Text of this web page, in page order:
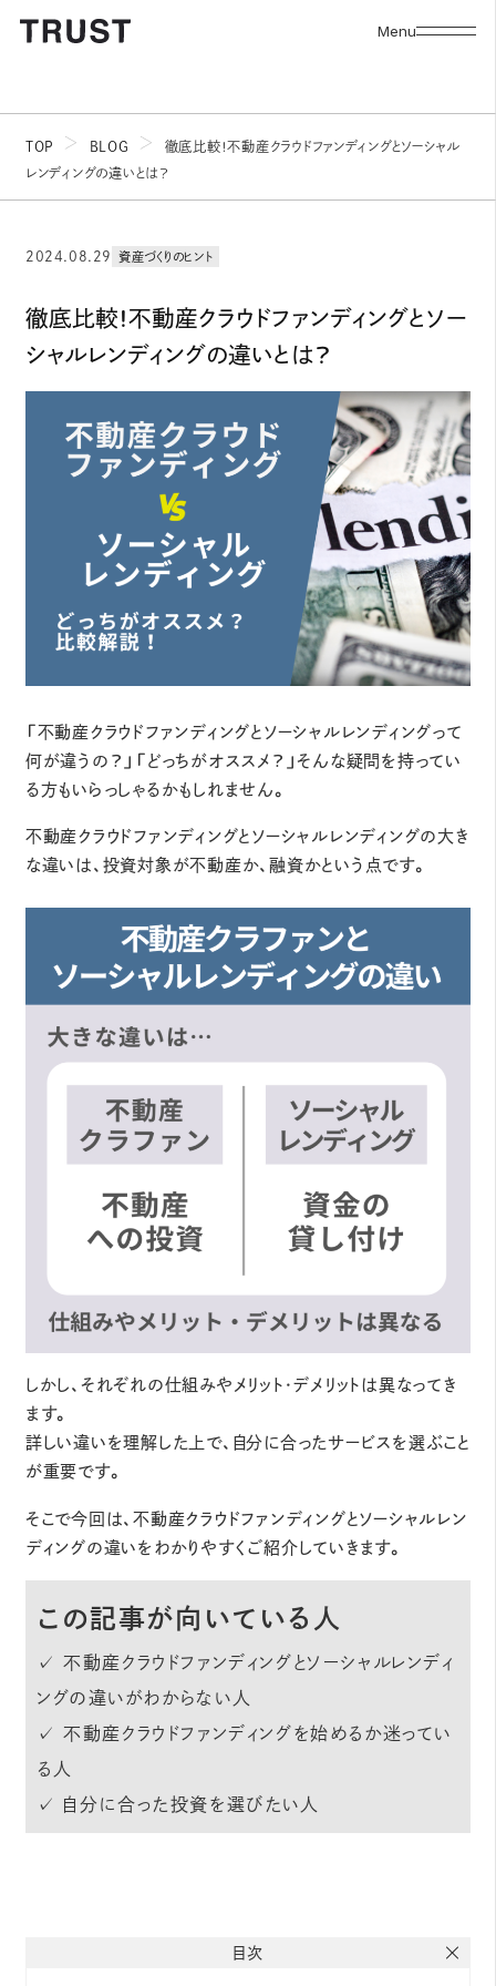
Menu
TOP BLOG
徹底比較！不動産クラウドファンディングとソーシャル
レンディングの違いとは？
2024.08.29 資産づくりのヒント
徹底比較！不動産クラウドファンディングとソー
シャルレンディングの違いとは？
「不動産クラウドファンディングとソーシャルレンディングって
何が違うの？」「どっちがオススメ？」そんな疑問を持ってい
る方もいらっしゃるかもしれません。
不動産クラウドファンディングとソーシャルレンディングの大き
な違いは、投資対象が不動産か、融資かという点です。
しかし、それぞれの仕組みやメリット・デメリットは異なってき
ます。
詳しい違いを理解した上で、自分に合ったサービスを選ぶこと
が重要です。
そこで今回は、不動産クラウドファンディングとソーシャルレン
ディングの違いをわかりやすくご紹介していきます。
この記事が向いている人
✓ 不動産クラウドファンディングとソーシャルレンディ
ングの違いがわからない人
✓ 不動産クラウドファンディングを始めるか迷ってい
る人
✓ 自分に合った投資を選びたい人
目次